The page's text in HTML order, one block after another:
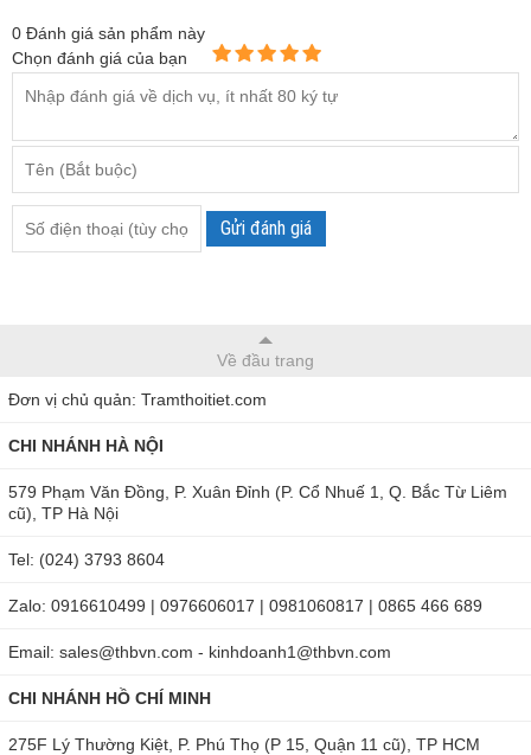
0 Đánh giá sản phẩm này
Chọn đánh giá của bạn
Gửi đánh giá
Về đầu trang
Đơn vị chủ quản: Tramthoitiet.com
CHI NHÁNH HÀ NỘI
579 Phạm Văn Đồng, P. Xuân Đỉnh (P. Cổ Nhuế 1, Q. Bắc Từ Liêm
cũ), TP Hà Nội
Tel: (024) 3793 8604
Zalo: 0916610499 | 0976606017 | 0981060817 | 0865 466 689
Email: sales@thbvn.com - kinhdoanh1@thbvn.com
CHI NHÁNH HỒ CHÍ MINH
275F Lý Thường Kiệt, P. Phú Thọ (P 15, Quận 11 cũ), TP HCM